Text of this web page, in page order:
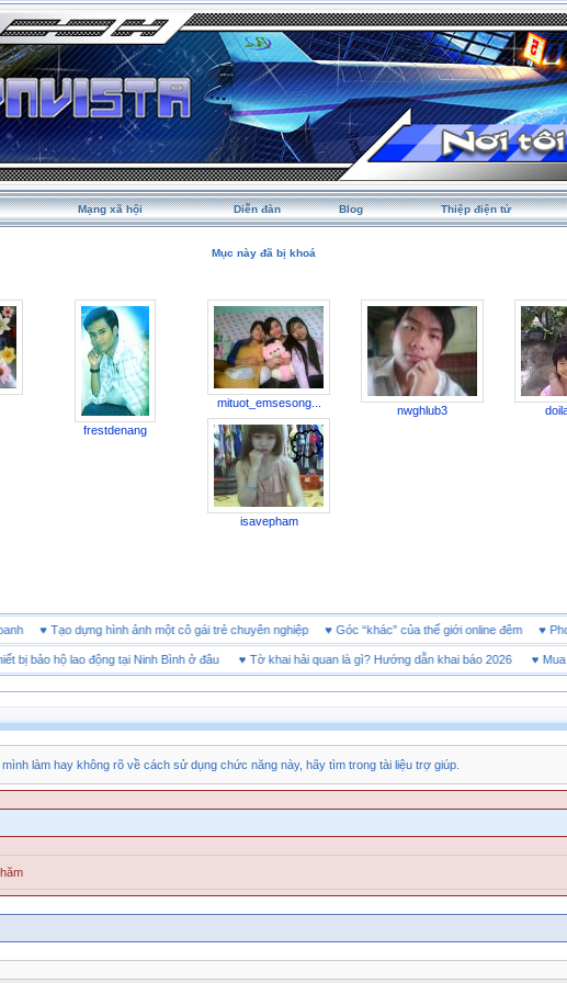
Mạng xã hội Diễn đàn Blog Thiệp điện tử
Mục này đã bị khoá
frestdenang
mituot_emsesong...
nwghlub3
isavepham
doanh ♥Tạo dựng hình ảnh một cô gái trẻ chuyên nghiệp ♥ Góc “khác” của thế giới online đêm
bảo hộ lao động tại Ninh Bình ở đâu♥ Tờ khai hải quan là gì? Hướng dẫn khai báo 2026♥ Mua
làm hay không rõ về cách sử dụng chức năng này, hãy tìm trong tài liệu trợ giúp.